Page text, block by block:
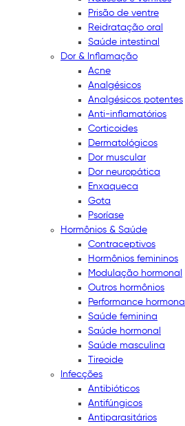
Prisão de ventre
Reidratação oral
Saúde intestinal
Dor & Inflamação
Acne
Analgésicos
Analgésicos potentes
Anti-inflamatórios
Corticoides
Dermatológicos
Dor muscular
Dor neuropática
Enxaqueca
Gota
Psoríase
Hormônios & Saúde
Contraceptivos
Hormônios femininos
Modulação hormonal
Outros hormônios
Performance hormonal
Saúde feminina
Saúde hormonal
Saúde masculina
Tireoide
Infecções
Antibióticos
Antifúngicos
Antiparasitários